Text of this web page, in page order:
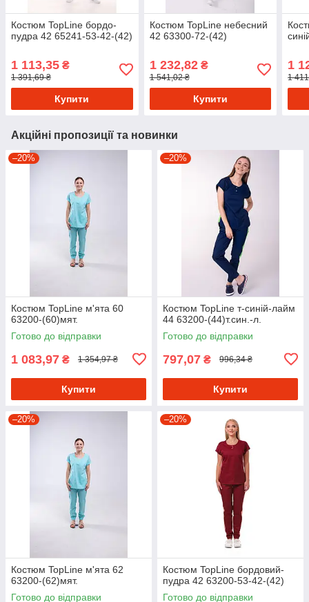
Костюм TopLine бордо-
пудра 42 65241-53-42-(42)
1 113,35 ₴
1 391,69 ₴
Купити
Костюм TopLine небесний
42 63300-72-(42)
1 232,82₴
1 541,02 ₴
Купити
1
1
Акційні пропозиції та новинки
–20%
Костюм TopLine м'ята 60
63200-(60)мят.
Готово до відправки
1 083,97 ₴ 1 354,97 ₴
Купити
–20%
Костюм TopLine т-синій-лайм
44 63200-(44)т.син.-л.
Готово до відправки
797,07 ₴ 996,34 ₴
Купити
–20%
Костюм TopLine м'ята 62
63200-(62)мят.
Готово до відправки
–20%
Костюм TopLine бордовий-
пудра 42 63200-53-42-(42)
Готово до відправки